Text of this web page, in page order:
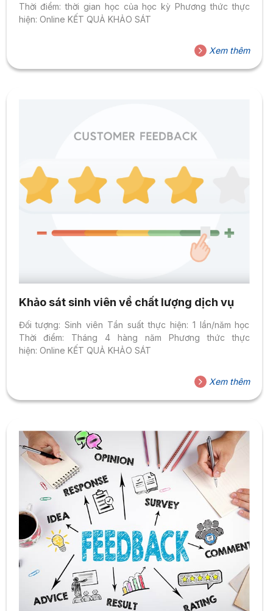
Thời điểm: thời gian học của học kỳ Phương thức thực
hiện: Online KẾT QUẢ KHẢO SÁT
Xem thêm
Khảo sát sinh viên về chất lượng dịch vụ
Đối tượng: Sinh viên Tần suất thực hiện: 1 lần/năm học
Thời điểm: Tháng 4 hàng năm Phương thức thực
hiện: Online KẾT QUẢ KHẢO SÁT
Xem thêm